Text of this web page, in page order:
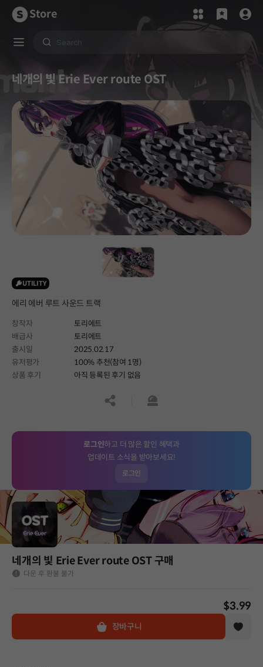
Store
네개의 빛 Erie Ever route OST
UTILITY
에리 에버 루트 사운드 트랙
창작자
토리에트
배급사
토리에트
출시일
2025.02.17
유저평가
100% 추천(참여 1명)
상품 후기
아직 등록된 후기 없음
공유하기신고하기
로그인하고 더 많은 할인 혜택과
업데이트 소식을 받아보세요!
로그인
네개의 빛 Erie Ever route OST 구매
다운 후 환불 불가
$3.99
장바구니